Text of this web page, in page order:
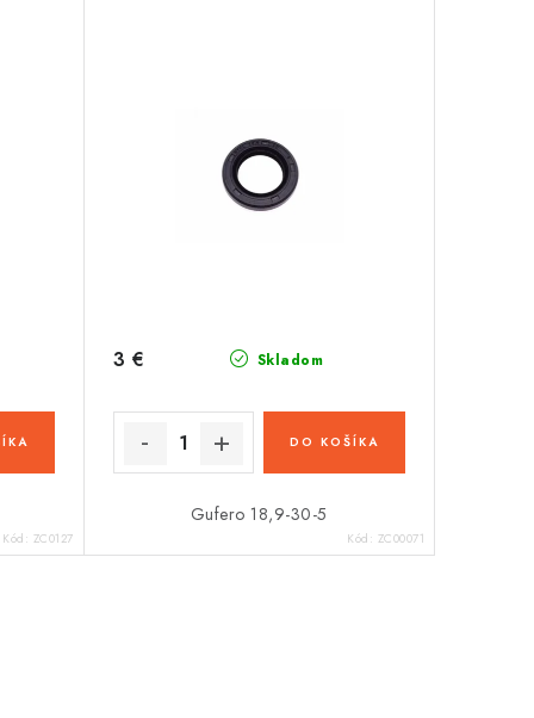
Kód: ZC0127
Skladom
3 €
DO KOŠÍKA
Gufero 18,9-30-5
Kód: ZC00071